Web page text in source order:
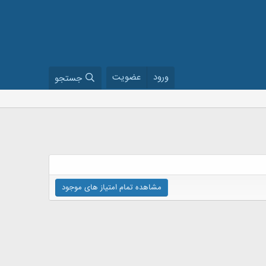
ورود عضویت جستجو
مشاهده تمام امتیاز های موجود